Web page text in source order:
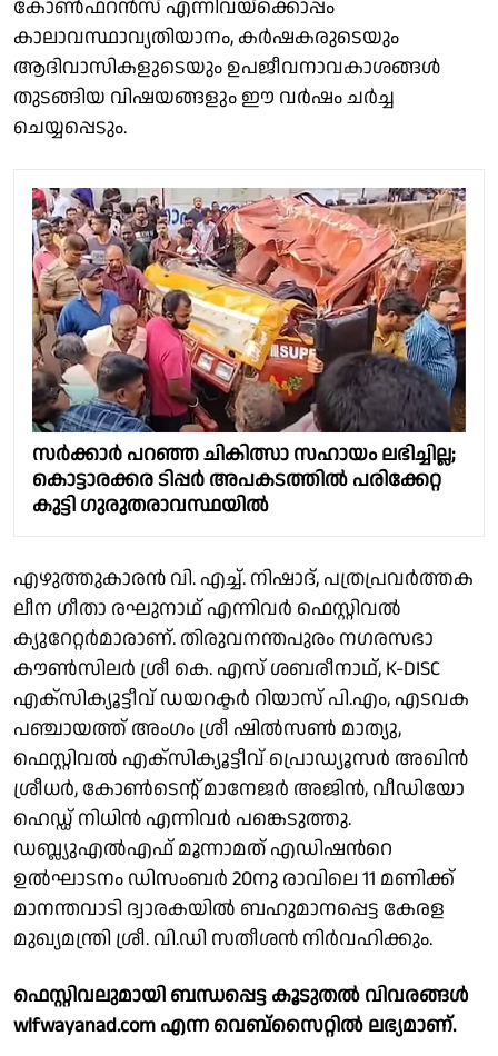
കോൺഫറൻസ് എന്നിവയ്‌ക്കൊപ്പം
കാലാവസ്ഥാവ്യതിയാനം, കർഷകരുടെയും
ആദിവാസികളുടെയും ഉപജീവനാവകാശങ്ങൾ
തുടങ്ങിയ വിഷയങ്ങളും ഈ വർഷം ചർച്ച
ചെയ്യപ്പെടും.
സർക്കാർ പറഞ്ഞ ചികിത്സാ സഹായം ലഭിച്ചില്ല;
കൊട്ടാരക്കര ടിപ്പർ അപകടത്തിൽ പരിക്കേറ്റ
കുട്ടി ഗുരുതരാവസ്ഥയിൽ
എഴുത്തുകാരൻ വി. എച്ച്. നിഷാദ്, പത്രപ്രവർത്തക
ലീന ഗീതാ രഘുനാഥ് എന്നിവർ ഫെസ്റ്റിവൽ
ക്യുറേറ്റർമാരാണ്. തിരുവനന്തപുരം നഗരസഭാ
കൗൺസിലർ ശ്രീ കെ. എസ് ശബരീനാഥ്‌, K-DISC
എക്സിക്യൂട്ടീവ് ഡയറക്ടർ റിയാസ് പി.എം, എടവക
പഞ്ചായത്ത് അംഗം ശ്രീ ഷിൽസൺ മാത്യു,
ഫെസ്റ്റിവൽ എക്സിക്യൂട്ടീവ് പ്രൊഡ്യൂസർ അഖിൻ
ശ്രീധർ, കോൺടെന്റ് മാനേജർ അജിൻ, വീഡിയോ
ഹെഡ്ഡ് നിധിൻ എന്നിവർ പങ്കെടുത്തു.
ഡബ്ല്യുഎൽഎഫ് മൂന്നാമത് എഡിഷൻറെ
ഉൽഘാടനം ഡിസംബർ 20നു രാവിലെ 11 മണിക്ക്
മാനന്തവാടി ദ്വാരകയിൽ ബഹുമാനപ്പെട്ട കേരള
മുഖ്യമന്ത്രി ശ്രീ. വി.ഡി സതീശൻ നിർവഹിക്കും.
ഫെസ്റ്റിവലുമായി ബന്ധപ്പെട്ട കൂടുതൽ വിവരങ്ങൾ
wlfwayanad.com എന്ന വെബ്സൈറ്റിൽ ലഭ്യമാണ്.